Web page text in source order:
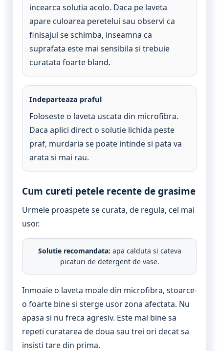
incearca solutia acolo. Daca pe laveta
apare culoarea peretelui sau observi ca
finisajul se schimba, inseamna ca
suprafata este mai sensibila si trebuie
curatata foarte bland.
Indeparteaza praful
Foloseste o laveta uscata din microfibra.
Daca aplici direct o solutie lichida peste
praf, murdaria se poate intinde si pata va
arata si mai rau.
Cum cureti petele recente de grasime
Urmele proaspete se curata, de regula, cel mai
usor.
Solutie recomandata: apa calduta si cateva
picaturi de detergent de vase.
Inmoaie o laveta moale din microfibra, stoarce-
o foarte bine si sterge usor zona afectata. Nu
apasa si nu freca agresiv. Este mai bine sa
repeti curatarea de doua sau trei ori decat sa
insisti tare din prima.